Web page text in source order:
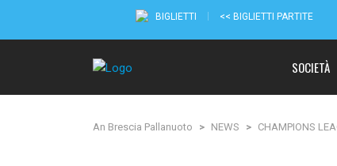
BIGLIETTI << BIGLIETTI PARTITE
SOCIETÀ
An Brescia Pallanuoto > NEWS > CHAMPIONS